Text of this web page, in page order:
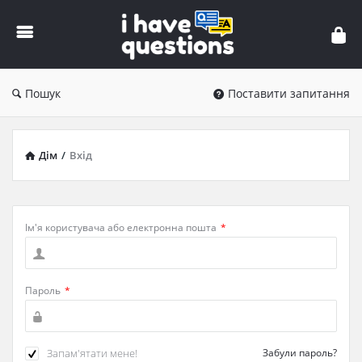
iHaveQuestions
Пошук Поставити запитання
Дім / Вхід
Ім'я користувача або електронна пошта *
Пароль *
Запам'ятати мене! Забули пароль?